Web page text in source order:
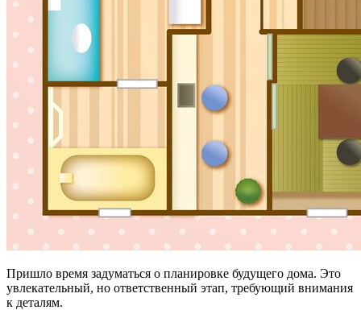
Пришло время задуматься о планировке будущего дома. Это
увлекательный, но ответственный этап, требующий внимания
к деталям.